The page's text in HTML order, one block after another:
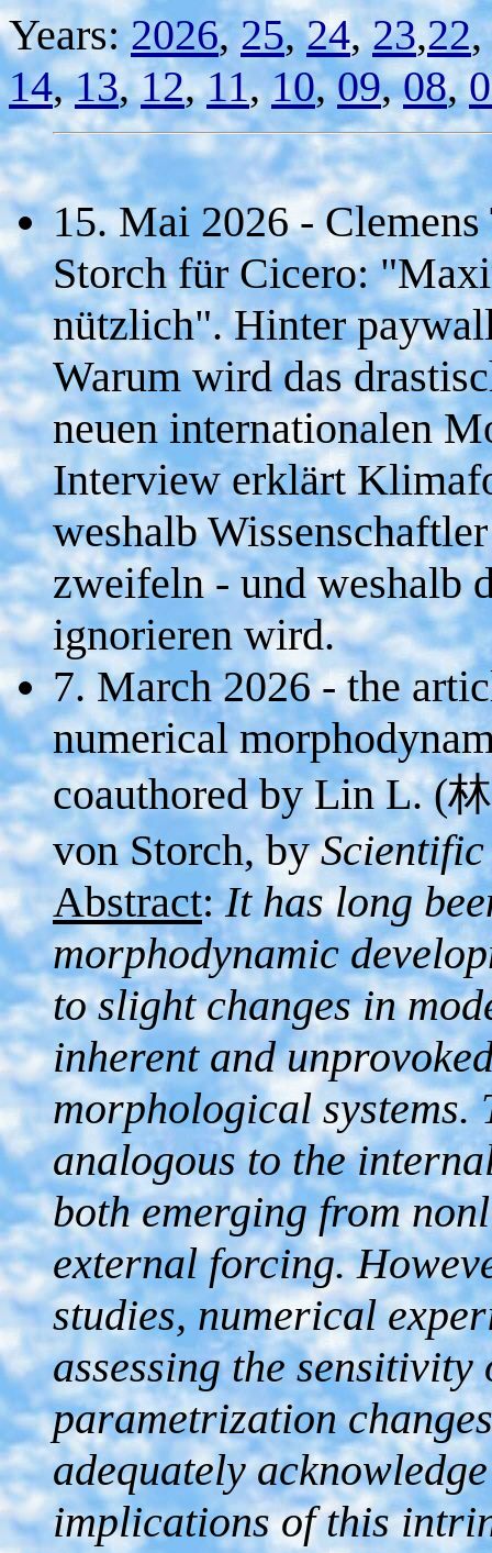
Years:2026,25,24,23,22,
14,13,12,11,10,09,08,
15. Mai 2026 -
Storch für Cicero:
nützlich". Hinter
Warum wird das
neuen internationalen
Interview erklärt
weshalb
zweifeln - und weshalb
ignorieren wird.
7. March 2026 - the
numerical
coauthored by Lin L. (
von Storch, by
Abstract:It has long
morphodynamic
to slight changes in
inherent and
morphological
analogous to the
both emerging from
external forcing.
studies, numerical
assessing the
parametrization
adequately
implications of this